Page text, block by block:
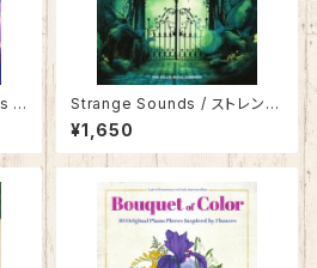
f
Strange Sounds / ストレンジ
サウンズ
¥1,650